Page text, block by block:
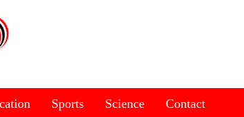
Sports Science Contact